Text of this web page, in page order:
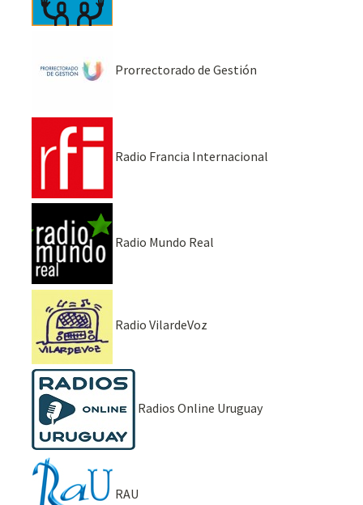
Prorrectorado de Gestión
Radio Francia Internacional
Radio Mundo Real
Radio VilardeVoz
Radios Online Uruguay
RAU